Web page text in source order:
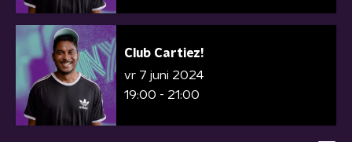
Club Cartiez!
vr 7 juni 2024
19:00 - 21:00